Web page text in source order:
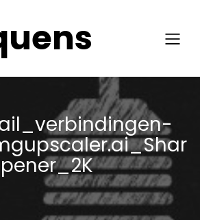
pener_2K